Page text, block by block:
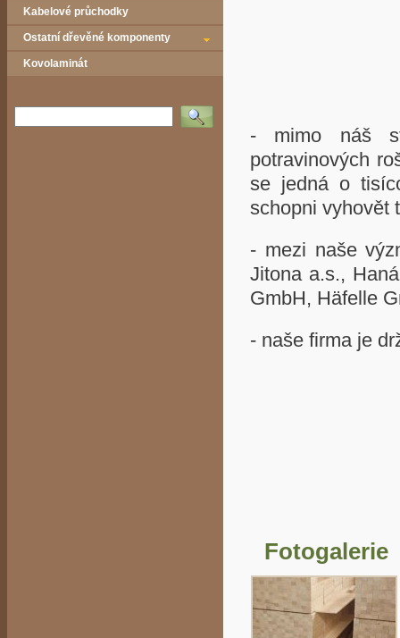
Kabelové průchodky
Ostatní dřevěné komponenty
Kovolaminát
Vyhledat
- mimo náš
potravinových
se jedná o
schopni vyhovět
- mezi naše
Jitona a.s.,
GmbH, Häfelle
- naše firma je
Fotogalerie